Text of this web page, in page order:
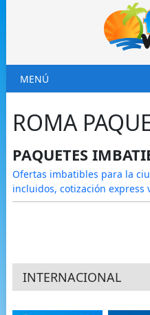
MENÚ
ROMA
PAQUETES
Ofertas imbatibles para la
incluidos, cotización express
INTERNACIONAL